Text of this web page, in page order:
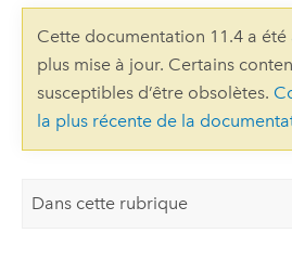
Cette documentation 11.4 a été
plus mise à jour. Certains
susceptibles d’être obsolètes.
la plus récente de la
Dans cette rubrique